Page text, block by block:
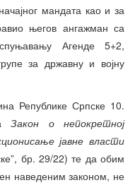
мандата као и за
његов ангажман са
Агенде 5+2,
за државну и војну
Републике Српске 10.
Закон о непокретној
јавне власти
бр. 29/22) те да обим
наведеним законом, не